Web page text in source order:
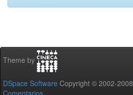
Theme by
DSpace Software Copyright © 2002-2008
Comentarios